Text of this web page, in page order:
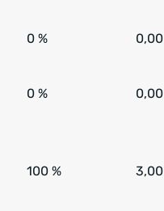
0 % 0,00
0 % 0,00
100 % 3,00